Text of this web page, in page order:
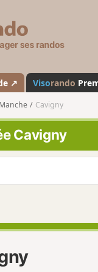
s
a
n
o
↗ Visorando
Manche Cavigny
Cavigny